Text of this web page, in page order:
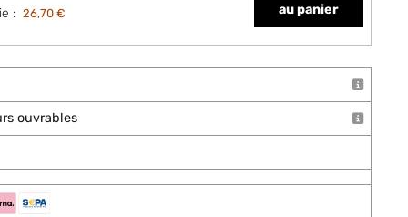
: 26,70 €
au panier
ouvrables